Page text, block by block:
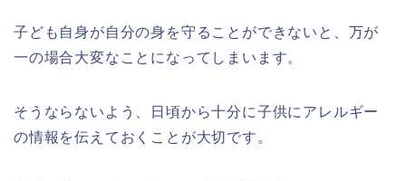
子ども自身が自分の身を守ることができないと、万が
一の場合大変なことになってしまいます。
そうならないよう、日頃から十分に子供にアレルギー
の情報を伝えておくことが大切です。